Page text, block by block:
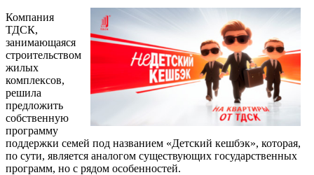
Компания
ТДСК,
занимающаяся
строительством
жилых
комплексов,
решила
предложить
собственную
программу
поддержки семей под названием «Детский кешбэк», которая,
по сути, является аналогом существующих государственных
программ, но с рядом особенностей.